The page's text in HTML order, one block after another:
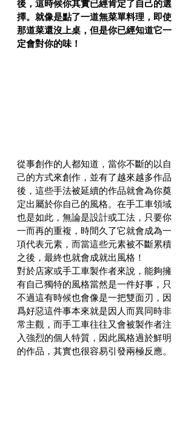
後，這時候你其實已經肯定了自己的選
擇。就像是點了一道無菜單料理，即使
那道菜還沒上桌，但是你已經知道它一
定會對你的味！
從事創作的人都知道，當你不斷的以自
己的方式來創作，並有了越來越多作品
後，這些手法被延續的作品就會為你奠
定出屬於你自己的風格。在手工車領域
也是如此，無論是設計或工法，只要你
一而再的重複，時間久了它就會成為一
項代表元素，而當這些元素被不斷累積
之後，最終也就會成就出風格！
對於店家或手工車製作者來說，能夠擁
有自己獨特的風格當然是一件好事，只
不過這有時候也會像是一把雙面刃，因
爲好惡這件事本來就是因人而異同時非
常主觀，而手工車往往又會被製作者注
入強烈的個人特質，因此風格過於鮮明
的作品，其實也很容易引發兩極反應。